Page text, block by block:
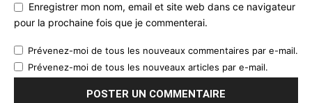
Enregistrer mon nom, email et site web dans ce navigateur
pour la prochaine fois que je commenterai.
Prévenez-moi de tous les nouveaux commentaires par e-mail.
Prévenez-moi de tous les nouveaux articles par e-mail.